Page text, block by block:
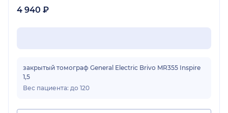
4 940 ₽
закрытый томограф General Electric Brivo MR355 Inspire
1,5
Вес пациента: до 120